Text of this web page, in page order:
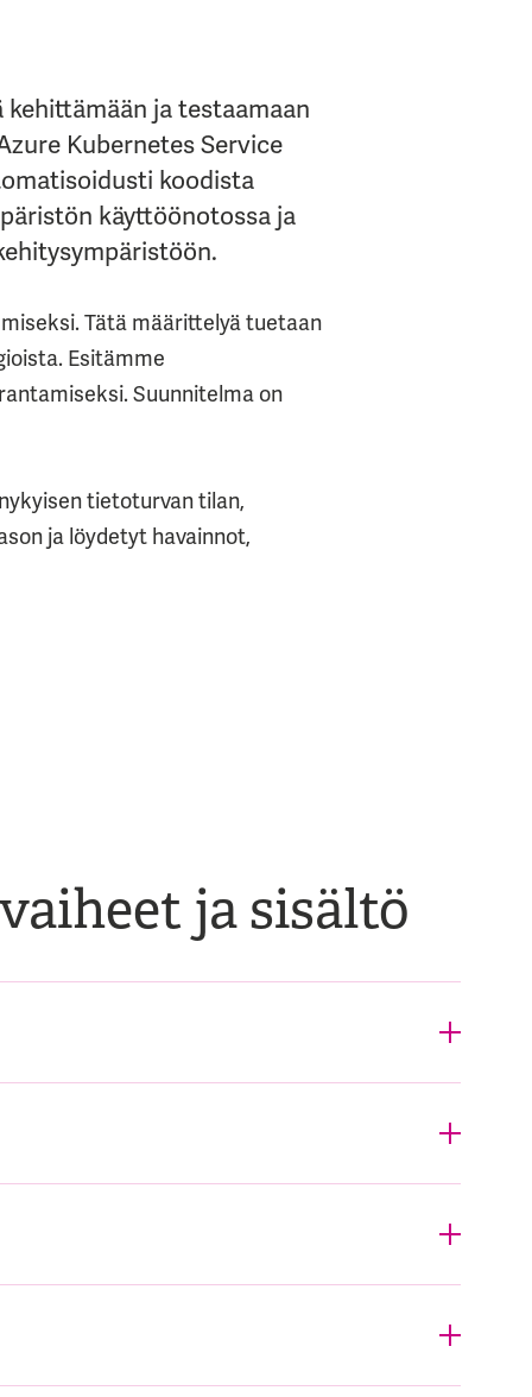
ja testaamaan
Kubernetes Service
koodista
käyttöönotossa ja
Tätä määrittelyä tuetaan
Esitämme
Suunnitelma on
tietoturvan tilan,
ja löydetyt havainnot,
ja sisältö